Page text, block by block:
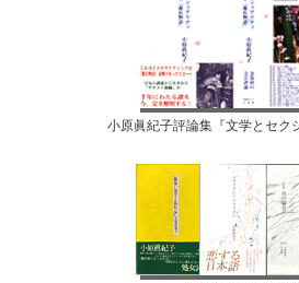
小原眞紀子評論集『文学とセク